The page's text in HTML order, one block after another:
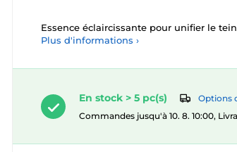
Essence éclaircissante pour unifier le
Plus d'informations ›
En stock > 5 pc(s)
Options
Commandes jusqu'à 10. 8. 10:00,